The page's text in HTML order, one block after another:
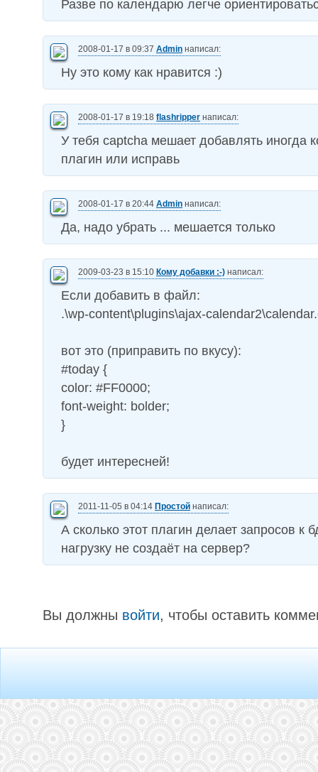
Разве по календарю легче
2008-01-17 в 09:37 Admin написал:
Ну это кому как нравится :)
2008-01-17 в 19:18 flashripper написал:
У тебя captcha мешает добавлять иногда
плагин или исправь
2008-01-17 в 20:44 Admin написал:
Да, надо убрать ... мешается только
2009-03-23 в 15:10 Кому добавки :-) написал:
Если добавить в файл:
.\wp-content\plugins\ajax-
вот это (приправить по вкусу):
#today {
color: #FF0000;
font-weight: bolder;
}
будет интересней!
2011-11-05 в 04:14 Простой написал:
А сколько этот плагин делает запросов к
нагрузку не создаёт на сервер?
Вы должны войти, чтобы оставить